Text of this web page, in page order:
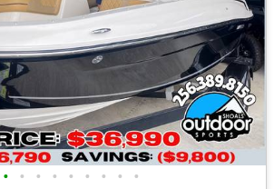
• • • • • • • • •